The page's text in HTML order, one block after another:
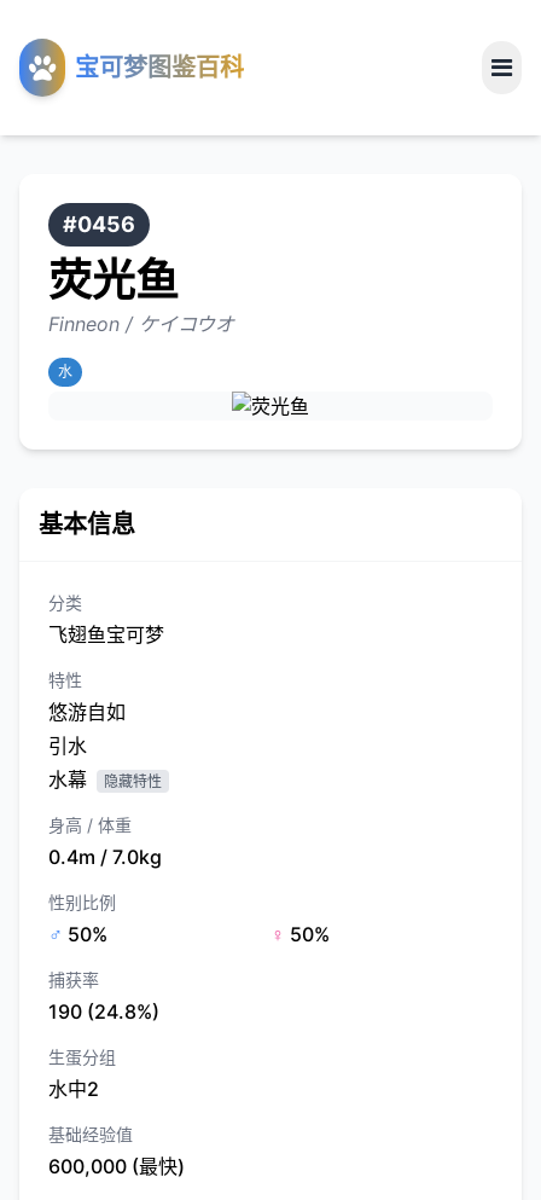
宝可梦图鉴百科
工具
关于
#0456
荧光鱼
Finneon / ケイコウオ
水
基本信息
分类
飞翅鱼宝可梦
特性
悠游自如
引水
水幕
隐藏特性
身高 / 体重
0.4m / 7.0kg
性别比例
♂ 50% ♀ 50%
捕获率
190 (24.8%)
生蛋分组
水中2
基础经验值
600,000 (最快)